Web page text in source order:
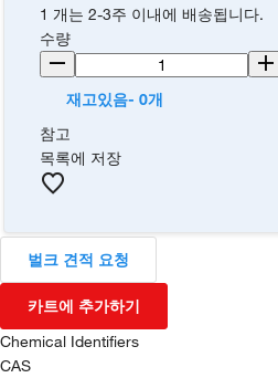
1 개는 2-3주 이내에 배송됩니다.
수량
재고있음- 0개
참고
목록에 저장
벌크 견적 요청
카트에 추가하기
Chemical Identifiers
CAS